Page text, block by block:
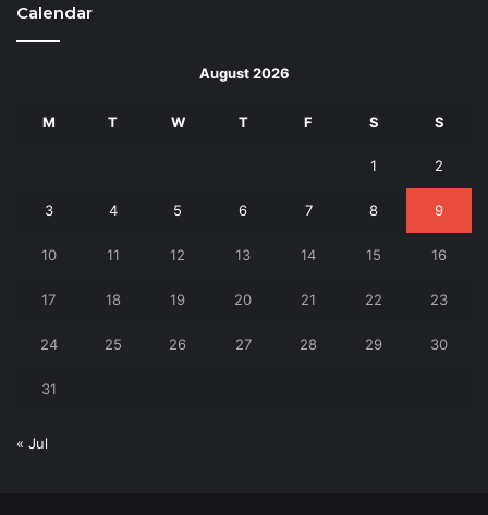
Calendar
August 2026
M T W T F S S
1 2
3 4 5 6 7 8 9
10 11 12 13 14 15 16
17 18 19 20 21 22 23
24 25 26 27 28 29 30
31
« Jul